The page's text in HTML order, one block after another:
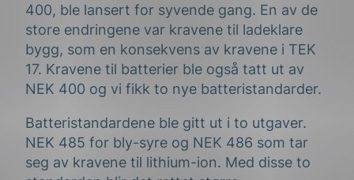
400, ble lansert for syvende gang. En av de
store endringene var kravene til ladeklare
bygg, som en konsekvens av kravene i TEK
17. Kravene til batterier ble også tatt ut av
NEK 400 og vi fikk to nye batteristandarder.
Batteristandardene ble gitt ut i to utgaver.
NEK 485 for bly-syre og NEK 486 som tar
seg av kravene til lithium-ion. Med disse to